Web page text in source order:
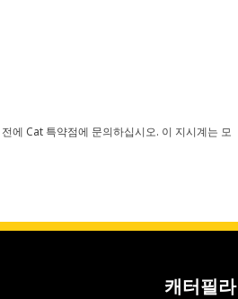
에 Cat 특약점에 문의하십시오. 이 지시계는 모
캐터필라